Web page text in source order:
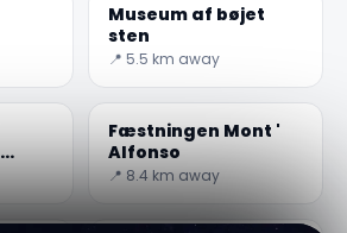
Museum af bøjet
sten
📍 5.5 km away
Fæstningen Mont '
Alfonso
📍 8.4 km away